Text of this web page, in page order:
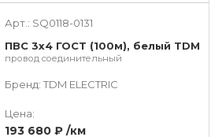
Арт.: SQ0118-0131
ПВС 3х4 ГОСТ (100м), белый TDM
провод соединительный
Бренд: TDM ЕLECTRIC
Цена:
193 680 ₽ /км